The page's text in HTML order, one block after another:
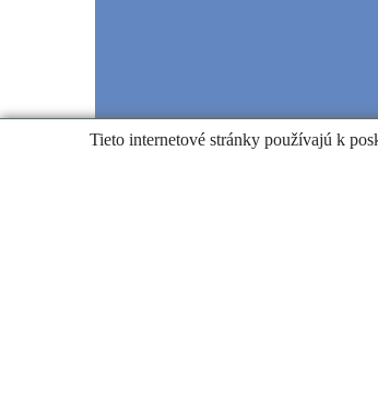
Tieto internetové stránky používajú k